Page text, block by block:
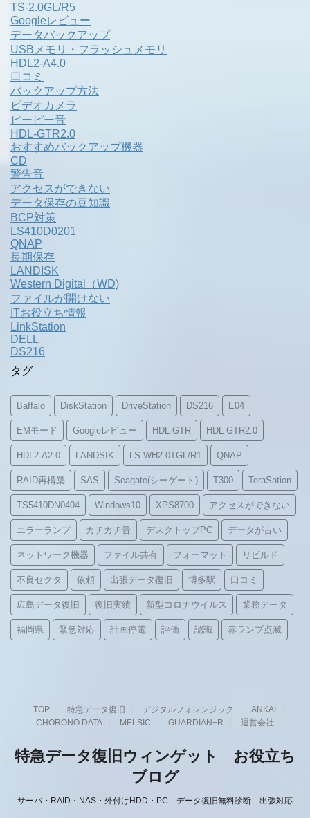
TS-2.0GL/R5
Googleレビュー
データバックアップ
USBメモリ・フラッシュメモリ
HDL2-A4.0
口コミ
バックアップ方法
ビデオカメラ
ピーピー音
HDL-GTR2.0
おすすめバックアップ機器
CD
警告音
アクセスができない
データ保存の豆知識
BCP対策
LS410D0201
QNAP
長期保存
LANDISK
Western Digital（WD)
ファイルが開けない
ITお役立ち情報
LinkStation
DELL
DS216
タグ
Baffalo DiskStation DriveStation DS216 E04
EMモード Googleレビュー HDL-GTR HDL-GTR2.0
HDL2-A2.0 LANDSIK LS-WH2.0TGL/R1 QNAP
RAID再構築 SAS Seagate(シーゲート) T300 TeraSation
TS5410DN0404 Windows10 XPS8700 アクセスができない
エラーランプ カチカチ音 デスクトップPC データが古い
ネットワーク機器 ファイル共有 フォーマット リビルド
不良セクタ 依頼 出張データ復旧 博多駅 口コミ
広島データ復旧 復旧実績 新型コロナウイルス 業務データ
福岡県 緊急対応 計画停電 評価 認識 赤ランプ点滅
TOP 特急データ復旧 デジタルフォレンジック
ANKAI
CHORONO DATA
MELSIC GUARDIAN+R 運営会社
特急データ復旧ウィンゲット お役立ち
ブログ
サーバ・RAID・NAS・外付けHDD・PC データ復旧無料診断 出張対応